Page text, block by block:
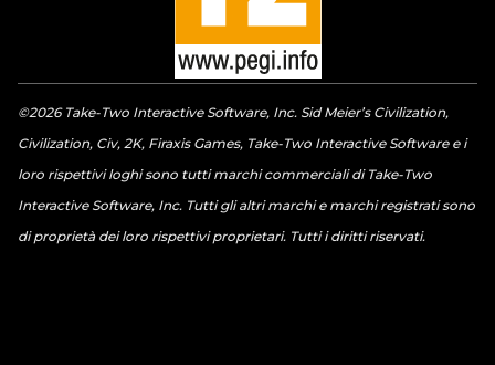
©2026 Take-Two Interactive Software, Inc. Sid Meier’s Civilization,
Civilization, Civ, 2K, Firaxis Games, Take-Two Interactive Software e i
loro rispettivi loghi sono tutti marchi commerciali di Take-Two
Interactive Software, Inc. Tutti gli altri marchi e marchi registrati sono
di proprietà dei loro rispettivi proprietari. Tutti i diritti riservati.